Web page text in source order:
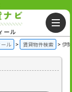
ル 賃貸物件検索 伊